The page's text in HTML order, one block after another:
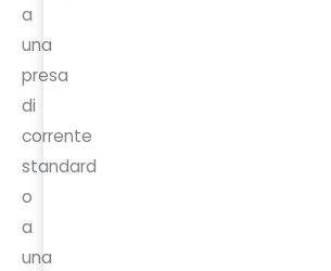
a
una
presa
di
corrente
standard
o
a
una